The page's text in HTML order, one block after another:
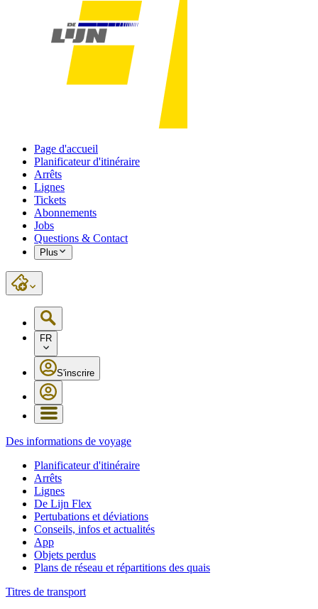
Page d'accueil
Planificateur d'itinéraire
Arrêts
Lignes
Tickets
Abonnements
Jobs
Questions & Contact
Plus
FR
S'inscrire
Des informations de voyage
Planificateur d'itinéraire
Arrêts
Lignes
De Lijn Flex
Pertubations et déviations
Conseils, infos et actualités
App
Objets perdus
Plans de réseau et répartitions des quais
Titres de transport